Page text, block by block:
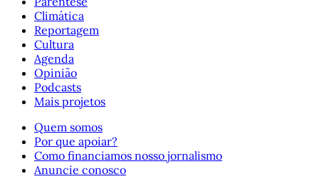
Climática
Reportagem
Cultura
Agenda
Opinião
Podcasts
Mais projetos
Quem somos
Por que apoiar?
Como financiamos nosso jornalismo
Anuncie conosco